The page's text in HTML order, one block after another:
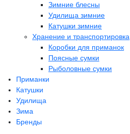
Зимние блесны
Удилища зимние
Катушки зимние
Хранение и транспортировка
Коробки для приманок
Поясные сумки
Рыболовные сумки
Приманки
Катушки
Удилища
Зима
Бренды